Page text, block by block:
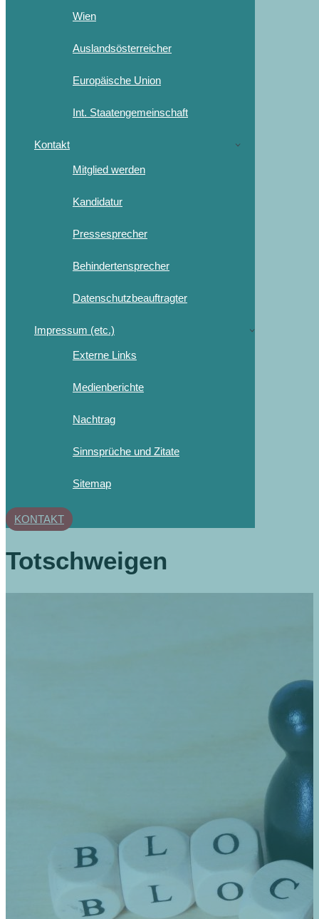
Wien
Auslandsösterreicher
Europäische Union
Int. Staatengemeinschaft
Kontakt
Mitglied werden
Kandidatur
Pressesprecher
Behindertensprecher
Datenschutzbeauftragter
Impressum (etc.)
Externe Links
Medienberichte
Nachtrag
Sinnsprüche und Zitate
Sitemap
KONTAKT
Totschweigen